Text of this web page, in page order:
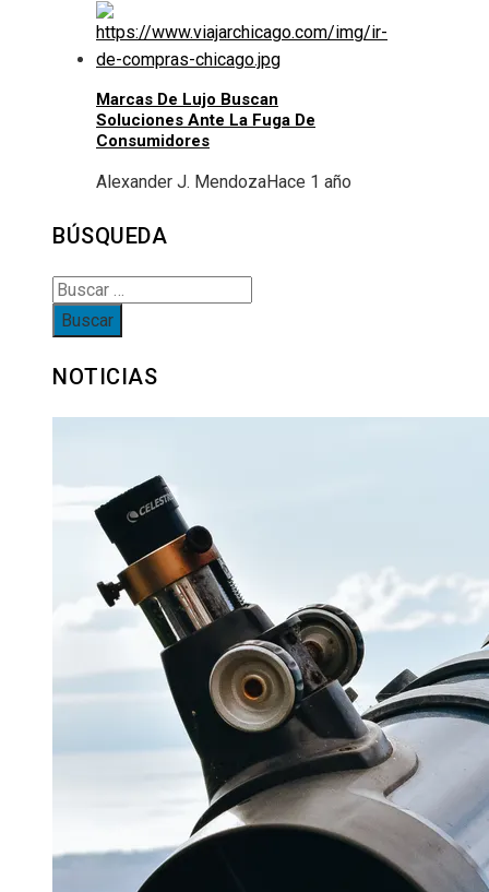
Marcas De Lujo Buscan
Soluciones Ante La Fuga De
Consumidores
Alexander J. MendozaHace 1 año
BÚSQUEDA
Buscar:
NOTICIAS